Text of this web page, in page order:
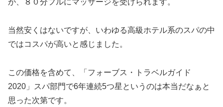
が、８０分フルにマッサージを受けられます。
当然安くはないですが、いわゆる高級ホテル系のスパの中
ではコスパが高いと感じました。
この価格を含めて、「フォーブス・トラベルガイド
2020」スパ部門で6年連続5つ星というのは本当だなぁと
思った次第です。